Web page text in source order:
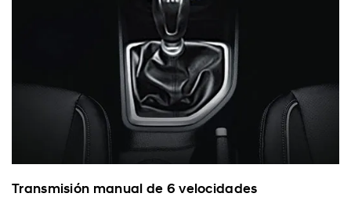
Transmisión manual de 6 velocidades